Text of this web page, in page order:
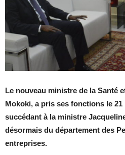
Le nouveau ministre de la Santé
Mokoki, a pris ses fonctions le 21
succédant à la ministre
désormais du département des
entreprises.